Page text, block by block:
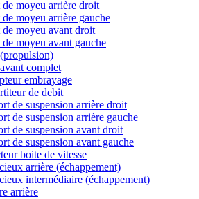
moyeu arrière droit
moyeu arrière gauche
moyeu avant droit
moyeu avant gauche
complet
embrayage
de debit
de suspension arrière droit
de suspension arrière gauche
de suspension avant droit
de suspension avant gauche
boite de vitesse
arrière (échappement)
intermédiaire (échappement)
arrière